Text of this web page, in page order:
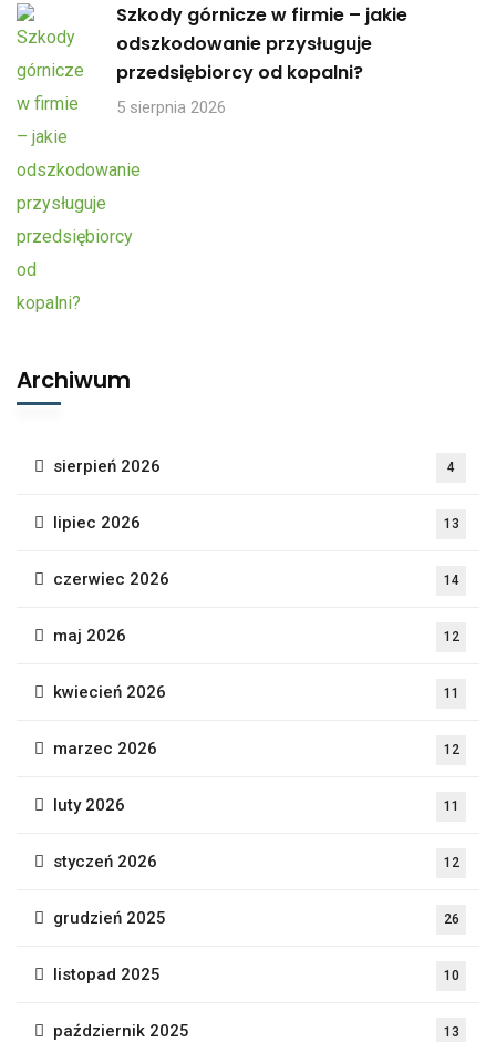
Szkody górnicze w firmie – jakie
odszkodowanie przysługuje
przedsiębiorcy od kopalni?
5 sierpnia 2026
Archiwum
sierpień 2026 4
lipiec 2026 13
czerwiec 2026 14
maj 2026 12
kwiecień 2026 11
marzec 2026 12
luty 2026 11
styczeń 2026 12
grudzień 2025 26
listopad 2025 10
październik 2025 13